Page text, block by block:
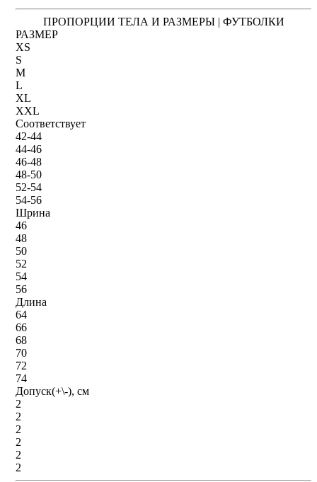
ПРОПОРЦИИ ТЕЛА И РАЗМЕРЫ | ФУТБОЛКИ
РАЗМЕР
XS
S
M
L
XL
XXL
Соответствует
42-44
44-46
46-48
48-50
52-54
54-56
Шрина
46
48
50
52
54
56
Длина
64
66
68
70
72
74
Допуск(+\-), см
2
2
2
2
2
2